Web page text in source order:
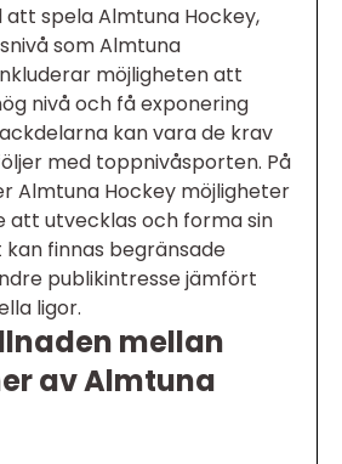
spela Almtuna Hockey,
som Almtuna
möjligheten att
nivå och få exponering
kan vara de krav
med toppnivåsporten. På
Almtuna Hockey möjligheter
att utvecklas och forma sin
finnas begränsade
publikintresse jämfört
ligor.
mellan
av Almtuna